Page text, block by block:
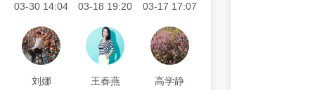
2023-05-22 15:04
王春然
发布了课程研发
八年级下初中语文...
2023-05-22 15:04
03-30 14:04
03-18 19:20
03-17 17:07
刘娜
王春燕
高学静